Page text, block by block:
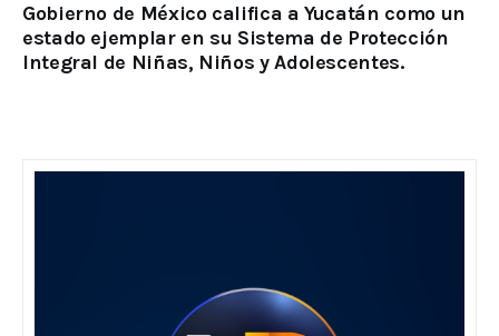
Gobierno de México califica a Yucatán como un
estado ejemplar en su Sistema de Protección
Integral de Niñas, Niños y Adolescentes.